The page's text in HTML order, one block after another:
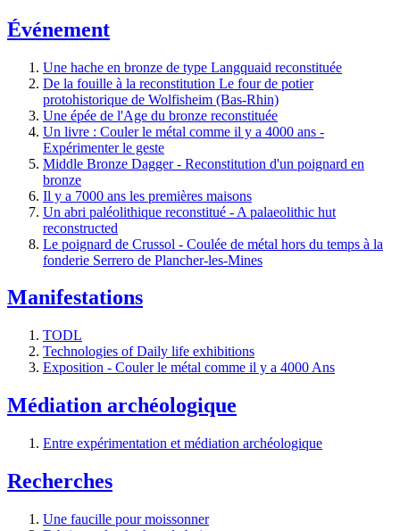
Événement
Une hache en bronze de type Langquaid reconstituée
De la fouille à la reconstitution Le four de potier
protohistorique de Wolfisheim (Bas-Rhin)
Une épée de l'Age du bronze reconstituée
Un livre : Couler le métal comme il y a 4000 ans -
Expérimenter le geste
Middle Bronze Dagger - Reconstitution d'un poignard en
bronze
Il y a 7000 ans les premières maisons
Un abri paléolithique reconstitué - A palaeolithic hut
reconstructed
Le poignard de Crussol - Coulée de métal hors du temps à la
fonderie Serrero de Plancher-les-Mines
Manifestations
TODL
Technologies of Daily life exhibitions
Exposition - Couler le métal comme il y a 4000 Ans
Médiation archéologique
Entre expérimentation et médiation archéologique
Recherches
Une faucille pour moissonner